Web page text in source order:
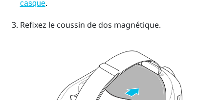
casque.
Refixez le coussin de dos magnétique.